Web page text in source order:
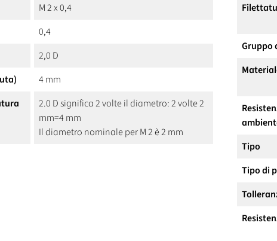
M 2 x 0,4
0,4
2,0 D
4 mm
2.0 D significa 2 volte il diametro: 2 volte 2
mm=4 mm
Il diametro nominale per M 2 è 2 mm
Gruppo
Tipo
Tipo di